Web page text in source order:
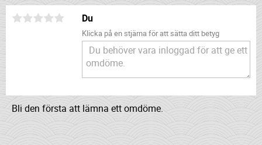
Du
Klicka på en stjärna för att sätta ditt betyg
Bli den första att lämna ett omdöme.